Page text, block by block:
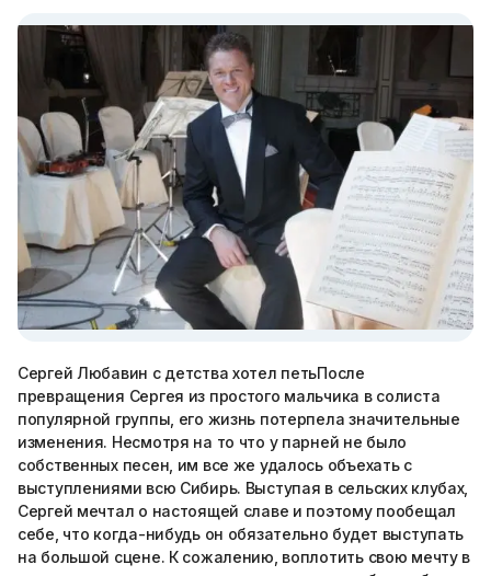
Сергей Любавин с детства хотел петьПосле
превращения Сергея из простого мальчика в солиста
популярной группы, его жизнь потерпела значительные
изменения. Несмотря на то что у парней не было
собственных песен, им все же удалось объехать с
выступлениями всю Сибирь. Выступая в сельских клубах,
Сергей мечтал о настоящей славе и поэтому пообещал
себе, что когда-нибудь он обязательно будет выступать
на большой сцене. К сожалению, воплотить свою мечту в